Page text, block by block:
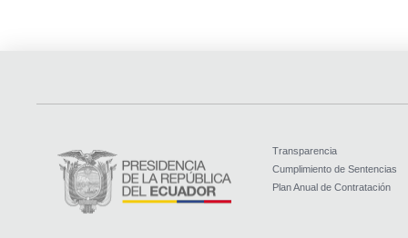
Transparencia
Cumplimiento de Sentencias
Plan Anual de Contratación